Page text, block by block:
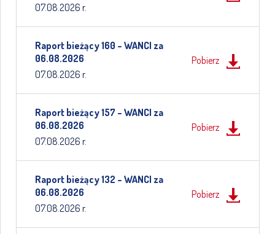
07.08.2026 r.
Raport bieżący 160 – WANCI za
06.08.2026
07.08.2026 r.
Pobierz
Raport bieżący 157 – WANCI za
06.08.2026
07.08.2026 r.
Pobierz
Raport bieżący 132 – WANCI za
06.08.2026
07.08.2026 r.
Pobierz